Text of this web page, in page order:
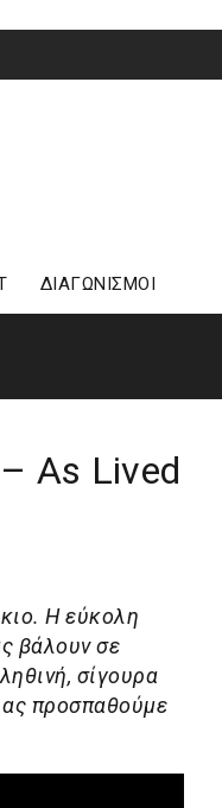
ΔΙΑΓΩΝΙΣΜΟΙ
As Lived
Η εύκολη
βάλουν σε
σίγουρα
ας προσπαθούμε